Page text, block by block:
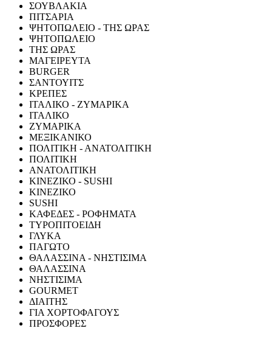
ΣΟΥΒΛΑΚΙΑ
ΠΙΤΣΑΡΙΑ
ΨΗΤΟΠΩΛΕΙΟ - ΤΗΣ ΩΡΑΣ
ΨΗΤΟΠΩΛΕΙΟ
ΤΗΣ ΩΡΑΣ
ΜΑΓΕΙΡΕΥΤΑ
BURGER
ΣΑΝΤΟΥΙΤΣ
ΚΡΕΠΕΣ
ΙΤΑΛΙΚΟ - ΖΥΜΑΡΙΚΑ
ΙΤΑΛΙΚΟ
ΖΥΜΑΡΙΚΑ
ΜΕΞΙΚΑΝΙΚΟ
ΠΟΛΙΤΙΚΗ - ΑΝΑΤΟΛΙΤΙΚΗ
ΠΟΛΙΤΙΚΗ
ΑΝΑΤΟΛΙΤΙΚΗ
ΚΙΝΕΖΙΚΟ - SUSHI
ΚΙΝΕΖΙΚΟ
SUSHI
ΚΑΦΕΔΕΣ - ΡΟΦΗΜΑΤΑ
ΤΥΡΟΠΙΤΟΕΙΔΗ
ΓΛΥΚΑ
ΠΑΓΩΤΟ
ΘΑΛΑΣΣΙΝΑ - ΝΗΣΤΙΣΙΜΑ
ΘΑΛΑΣΣΙΝΑ
ΝΗΣΤΙΣΙΜΑ
GOURMET
ΔΙΑΙΤΗΣ
ΓΙΑ ΧΟΡΤΟΦΑΓΟΥΣ
ΠΡΟΣΦΟΡΕΣ